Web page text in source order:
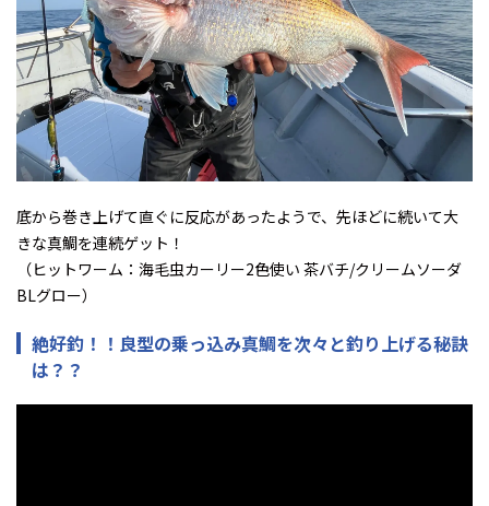
底から巻き上げて直ぐに反応があったようで、先ほどに続いて大
きな真鯛を連続ゲット！
（ヒットワーム：海毛虫カーリー2色使い 茶バチ/クリームソーダ
BLグロー）
絶好釣！！良型の乗っ込み真鯛を次々と釣り上げる秘訣
は？？